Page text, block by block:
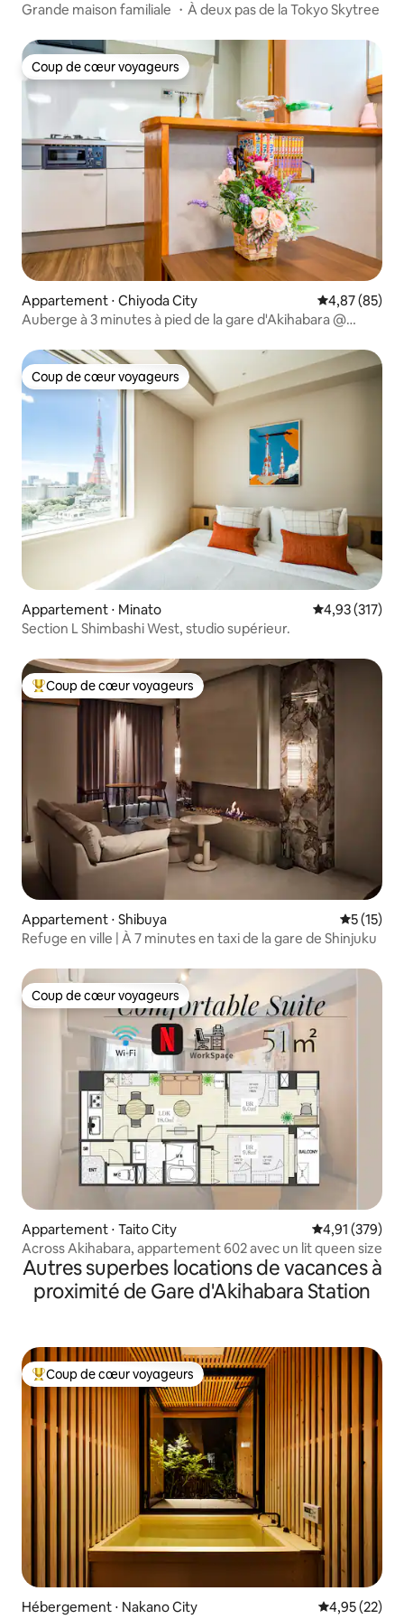
Grande maison familiale ・À deux pas de la Tokyo Skytree
Coup de cœur voyageurs
Coup de cœur voyageurs
Appartement ⋅ Chiyoda City Évaluation
4,87 (85)
Auberge à 3 minutes à pied de la gare d'Akihabara @
divertissement et le shopping.
Coup de cœur voyageurs
Coup de cœur voyageurs
Appartement ⋅ Minato Évaluation
4,93 (317)
Section L Shimbashi West, studio supérieur.
Coups de cœur voyageurs les plus appréciés
Coup de cœur voyageurs
Appartement ⋅ Shibuya
5 (15)
Refuge en ville | À 7 minutes en taxi de la gare de Shinjuku
Coup de cœur voyageurs
Coup de cœur voyageurs
Appartement ⋅ Taito City Évaluation
4,91 (379)
Across Akihabara, appartement 602 avec un lit queen size
Autres superbes locations de vacances à
proximité de Gare d'Akihabara Station
Coups de cœur voyageurs les plus appréciés
Coup de cœur voyageurs
Hébergement ⋅ Nakano City Évaluation
4,95 (22)